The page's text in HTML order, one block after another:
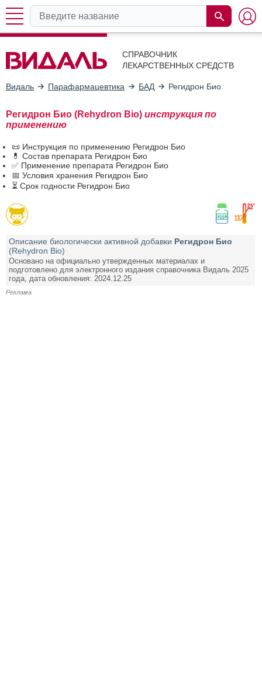
СПРАВОЧНИК
ЛЕКАРСТВЕННЫХ СРЕДСТВ
Видаль Парафармацевтика БАД Регидрон Био
Регидрон Био (Rehydron Bio) инструкция по
применению
📜 Инструкция по применению Регидрон Био
💊 Состав препарата Регидрон Био
✅ Применение препарата Регидрон Био
📅 Условия хранения Регидрон Био
⏳ Срок годности Регидрон Био
Описание биологически активной добавки Регидрон Био
(Rehydron Bio)
Основано на официально утвержденных материалах и
подготовлено для электронного издания справочника Видаль 2025
года, дата обновления: 2024.12.25
Реклама